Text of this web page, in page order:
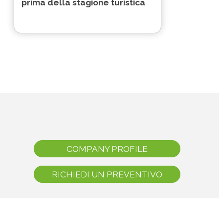
prima della stagione turistica
COMPANY PROFILE
RICHIEDI UN PREVENTIVO